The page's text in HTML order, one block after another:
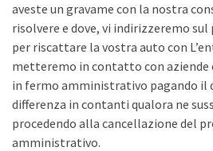
aveste un gravame con la nostra
risolvere e dove, vi indirizzeremo
per riscattare la vostra auto con
metteremo in contatto con aziende
in fermo amministrativo pagando il
differenza in contanti qualora ne
procedendo alla cancellazione del
amministrativo.